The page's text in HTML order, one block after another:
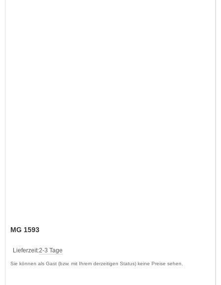
MG 1593
Lieferzeit:2-3 Tage
Sie können als Gast (bzw. mit Ihrem derzeitigen Status) keine Preise sehen.